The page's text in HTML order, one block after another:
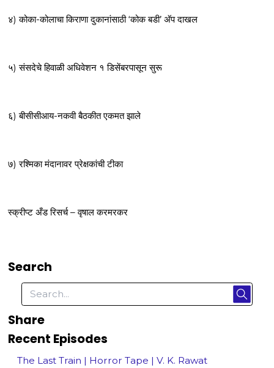
४) कोका-कोलाचा किराणा दुकानांसाठी ‘कोक बडी’ अ‍ॅप दाखल
५) संसदेचे हिवाळी अधिवेशन १ डिसेंबरपासून सुरू
६) बीसीसीआय-नकवी बैठकीत एकमत झाले
७) रश्मिका मंदानावर प्रेक्षकांची टीका
स्क्रीप्ट अँड रिसर्च – वृषाल करमरकर
Search
Share
Recent Episodes
The Last Train | Horror Tape | V. K. Rawat